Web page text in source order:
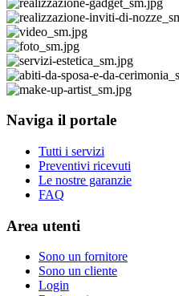
Naviga il portale
Tutti i servizi
Preventivi ricevuti
Le nostre garanzie
FAQ
Area utenti
Sono un fornitore
Sono un cliente
Login